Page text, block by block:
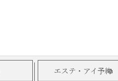
エステ・アイ予約